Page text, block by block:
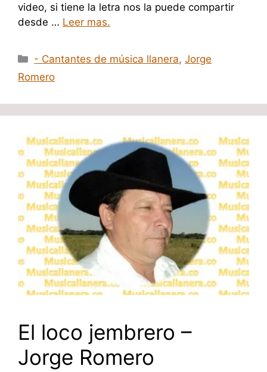
video, si tiene la letra nos la puede compartir
desde … Leer mas.
Categorías
- Cantantes de música llanera,Jorge
Romero
El loco jembrero –
Jorge Romero